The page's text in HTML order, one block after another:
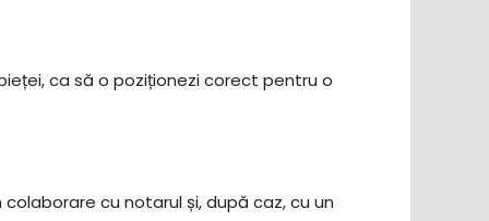
ca să o poziționezi corect pentru o
cu notarul și, după caz, cu un